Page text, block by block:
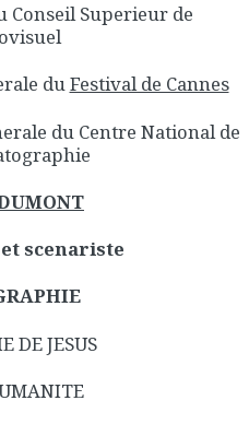
Conseil Superieur de
duFestival de Cannes
du Centre National de
scenariste
DE JESUS